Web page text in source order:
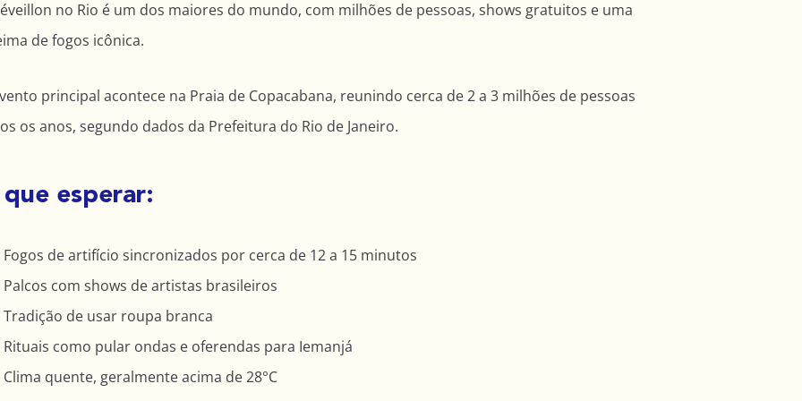
no Rio é um dos maiores do mundo, com milhões de pessoas, shows gratuitos e uma
de fogos icônica.
principal acontece na Praia de Copacabana, reunindo cerca de 2 a 3 milhões de pessoas
os anos, segundo dados da Prefeitura do Rio de Janeiro.
que esperar:
Fogos de artifício sincronizados por cerca de 12 a 15 minutos
Palcos com shows de artistas brasileiros
Tradição de usar roupa branca
Rituais como pular ondas e oferendas para Iemanjá
Clima quente, geralmente acima de 28°C